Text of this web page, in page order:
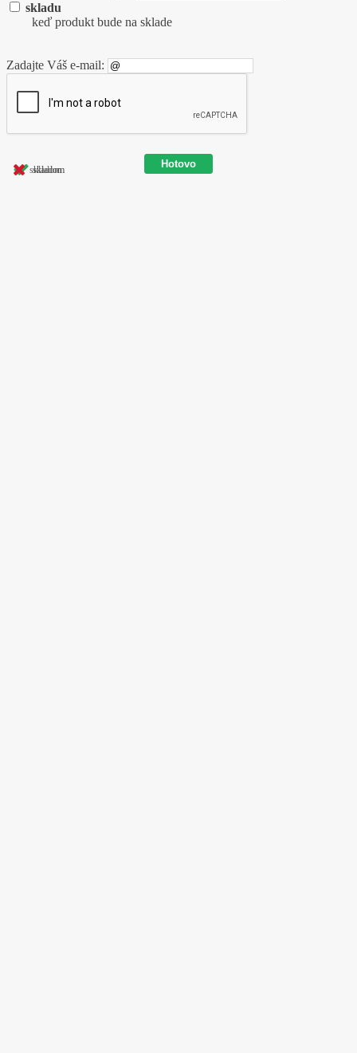
skladom
skladom
skladu
keď produkt bude na sklade
Zadajte Váš e-mail: